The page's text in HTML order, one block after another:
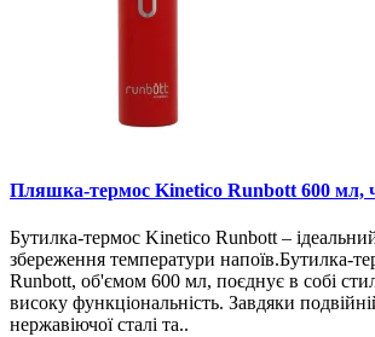
Пляшка-термос Kinetico Runbott 600 мл,
Бутилка-термос Kinetico Runbott –
збереження температури напоїв.Бутилка-
Runbott, об'ємом 600 мл, поєднує в собі
високу функціональність. Завдяки подвійній
нержавіючої сталі та..